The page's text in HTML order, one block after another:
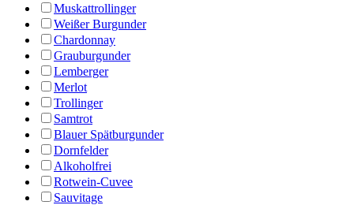
Muskattrollinger
Weißer Burgunder
Chardonnay
Grauburgunder
Lemberger
Merlot
Trollinger
Samtrot
Blauer Spätburgunder
Dornfelder
Alkoholfrei
Rotwein-Cuvee
Sauvitage